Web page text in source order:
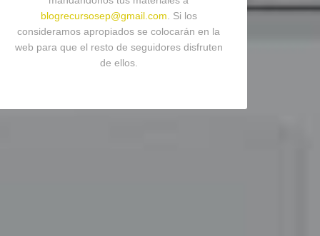
blogrecursosep@gmail.com . Si los
consideramos apropiados se colocarán en la
web para que el resto de seguidores disfruten
de ellos.